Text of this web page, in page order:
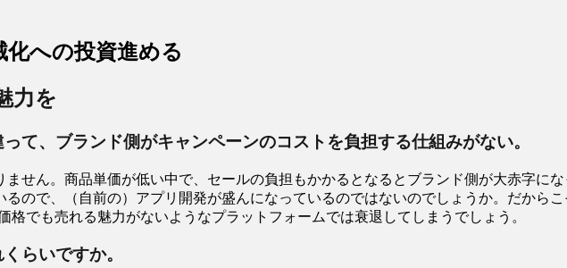
化への投資進める
力を
、ブランド側がキャンペーンのコストを負担する仕組みがない。
せん。商品単価が低い中で、セールの負担もかかるとなるとブランド側が大赤字に
ので、（自前の）アプリ開発が盛んになっているのではないのでしょうか。だから
格でも売れる魅力がないようなプラットフォームでは衰退してしまうでしょう。
らいですか。